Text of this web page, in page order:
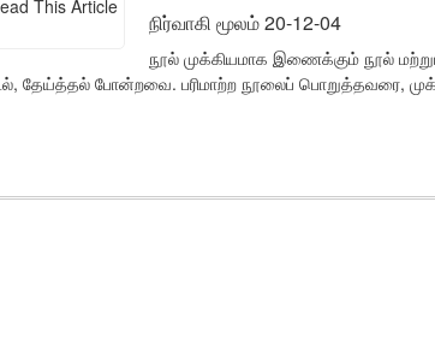
நிர்வாகி மூலம் 20-12-04
நூல் முக்கியமாக இணைக்கும் நூல்
தேய்த்தல் போன்றவை. பரிமாற்ற நூலைப் பொறுத்தவரை,